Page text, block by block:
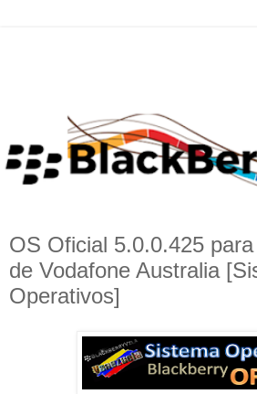
OS Oficial 5.0.0.425
de Vodafone Australia
Operativos]